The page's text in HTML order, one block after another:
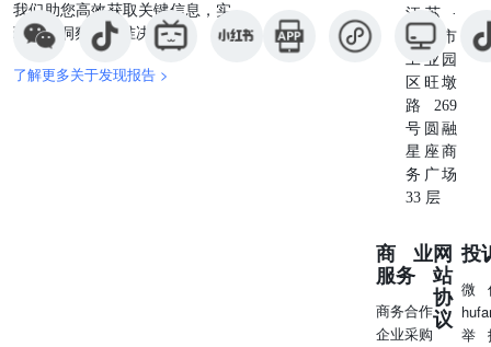
我们助您高效获取关键信息，实
现深度洞察与精准决策。
了解更多关于发现报告 >
江苏 ·
苏州市
工业园
区旺墩
路269
号圆融
星座商
务广场
33 层
商业
服务
商务合作
企业采购
网
站
协
议
投
微
举